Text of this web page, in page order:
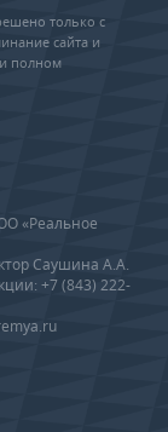
только с
сайта и
полном
«Реальное
Саушина А.А.
+7 (843) 222-